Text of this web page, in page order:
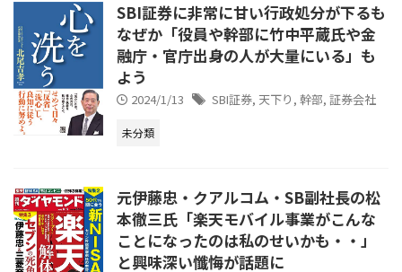
SBI証券に非常に甘い行政処分が下るも
なぜか「役員や幹部に竹中平蔵氏や金
融庁・官庁出身の人が大量にいる」も
よう
2024/1/13 SBI証券, 天下り , 幹部, 証券会社
未分類
元伊藤忠・クアルコム・SB副社長の松
本徹三氏「楽天モバイル事業がこんな
ことになったのは私のせいかも・・」
と興味深い懺悔が話題に